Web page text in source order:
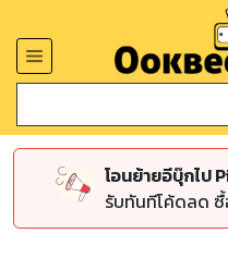
โอนย้ายอีบุ๊กไป
รับทันทีโค้ดลด ซื้